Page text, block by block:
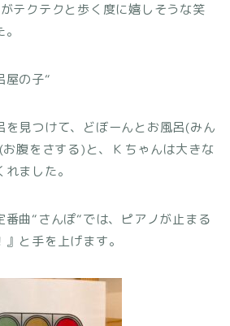
テクテクと歩く度に嬉しそうな笑
屋の子“
を見つけて、どぼーんとお風呂(みん
(お腹をさする)と、Ｋちゃんは大きな
ました。
番曲“さんぽ“では、ピアノが止まる
と手を上げます。